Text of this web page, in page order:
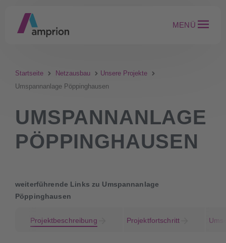
MENÜ
Startseite Netzausbau
Unsere Projekte
Umspannanlage Pöppinghausen
UMSPANNANLAGE
PÖPPINGHAUSEN
weiterführende Links zu Umspannanlage
Pöppinghausen
Projektbeschreibung Projektfortschritt